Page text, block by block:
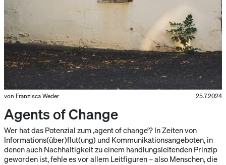
von Franzisca Weder 25.7.2024
Agents of Change
Wer hat das Potenzial zum ‚agent of change‘? In Zeiten von
Informations(über)flut(ung) und Kommunikationsangeboten, in
denen auch Nachhaltigkeit zu einem handlungsleitenden Prinzip
geworden ist, fehle es vor allem Leitfiguren – also Menschen, die